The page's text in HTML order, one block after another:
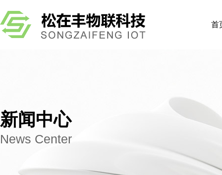
首
新闻中心
News Center